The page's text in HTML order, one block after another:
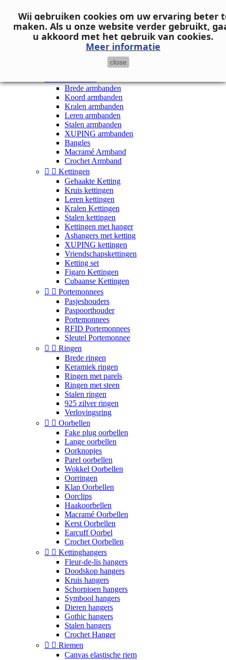
Inloggen
shopping_cart Winkelwagen (0)
Brede armbanden
Koord armbanden
Kralen armbanden
Leren armbanden
Stalen armbanden
XUPING armbanden
Bangles
Macramé Armband
Crochet Armband
  Kettingen
Gehaakte Ketting
Kruis kettingen
Leren kettingen
Kralen Kettingen
Stalen kettingen
Kettingen met hanger
Ashangers met ketting
XUPING kettingen
Vriendschapskettingen
Ketting set
Figaro Kettingen
Cubaanse Kettingen
  Portemonnees
Pasjeshouders
Paspoorthouder
Portemonnees
RFID Portemonnees
Sleutel Portemonnee
  Ringen
Brede ringen
Keramiek ringen
Ringen met parels
Ringen met steen
Stalen ringen
925 zilver ringen
Verlovingsring
  Oorbellen
Fake plug oorbellen
Lange oorbellen
Oorknopjes
Parel oorbellen
Wokkel Oorbellen
Oorringen
Klap Oorbellen
Oorclips
Haakoorbellen
Macramé Oorbellen
Kerst Oorbellen
Earcuff Oorbel
Crochet Oorbellen
  Kettinghangers
Fleur-de-lis hangers
Doodskop hangers
Kruis hangers
Schorpioen hangers
Symbool hangers
Dieren hangers
Gothic hangers
Stalen hangers
Crochet Hanger
  Riemen
Canvas elastische riem
Wij gebruiken cookies om uw ervaring beter
maken. Als u onze website verder gebruikt,
u akkoord met het gebruik van cookies.
Meer informatie
close